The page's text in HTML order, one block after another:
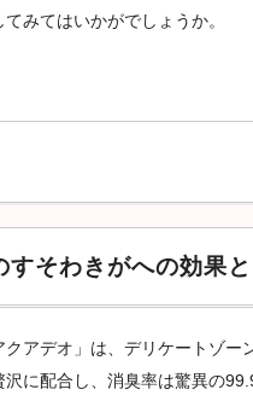
みてはいかがでしょうか。
そわきがへの効果と
クアデオ」は、デリケートゾー
沢に配合し、消臭率は驚異の